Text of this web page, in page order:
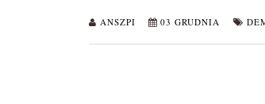
ANSZPI 03 GRUDNIA